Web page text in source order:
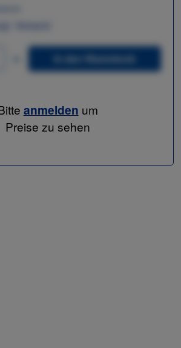
In den Warenkorb
anmelden um
Preise zu sehen
...